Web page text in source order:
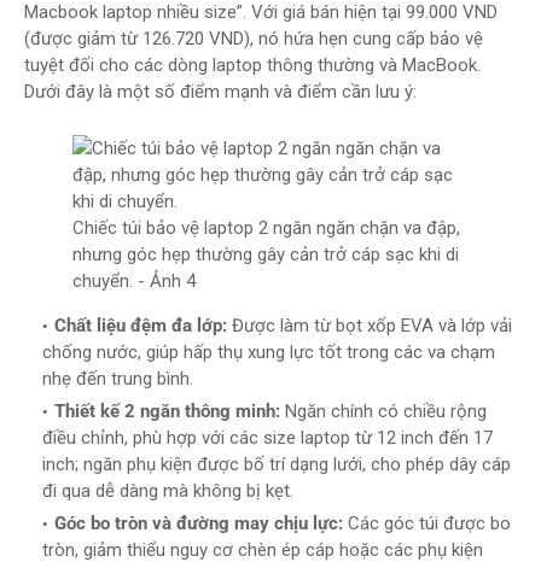
Macbook laptop nhiều size”. Với giá bán hiện tại 99.000 VND
(được giảm từ 126.720 VND), nó hứa hẹn cung cấp bảo vệ
tuyệt đối cho các dòng laptop thông thường và MacBook.
Dưới đây là một số điểm mạnh và điểm cần lưu ý:
Chiếc túi bảo vệ laptop 2 ngăn ngăn chặn va đập,
nhưng góc hẹp thường gây cản trở cáp sạc khi di
chuyển. - Ảnh 4
Chất liệu đệm đa lớp: Được làm từ bọt xốp EVA và lớp vải
chống nước, giúp hấp thụ xung lực tốt trong các va chạm
nhẹ đến trung bình.
Thiết kế 2 ngăn thông minh: Ngăn chính có chiều rộng
điều chỉnh, phù hợp với các size laptop từ 12 inch đến 17
inch; ngăn phụ kiện được bố trí dạng lưới, cho phép dây cáp
đi qua dễ dàng mà không bị kẹt.
Góc bo tròn và đường may chịu lực: Các góc túi được bo
tròn, giảm thiểu nguy cơ chèn ép cáp hoặc các phụ kiện